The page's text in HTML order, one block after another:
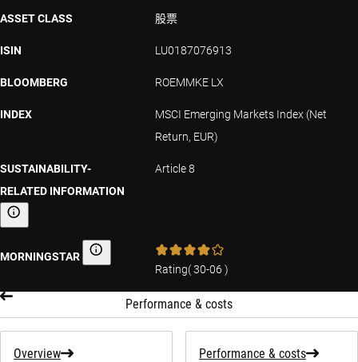
ASSET CLASS 股票
ISIN LU0187076913
BLOOMBERG ROEMMKE LX
INDEX
MSCI Emerging Markets Index (Net
Return, EUR)
SUSTAINABILITY-
RELATED INFORMATION
Sustainability-related information
Article 8
MORNINGSTAR Morningstar
Rating(30-06 )
Performance & costs
Overview Performance & costs